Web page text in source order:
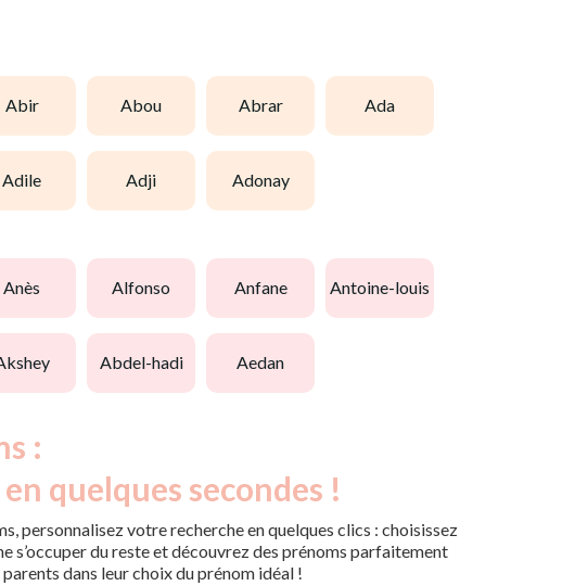
abir abou abrar ada
adile adji adonay
anès alfonso anfane antoine-louis
akshey abdel-hadi aedan
:
quelques secondes !
personnalisez votre recherche en quelques clics : choisissez
s’occuper du reste et découvrez des prénoms parfaitement
dans leur choix du prénom idéal !